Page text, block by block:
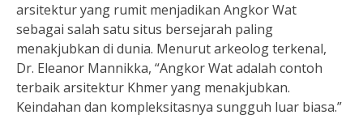
arsitektur yang rumit menjadikan Angkor Wat
sebagai salah satu situs bersejarah paling
menakjubkan di dunia. Menurut arkeolog terkenal,
Dr. Eleanor Mannikka, “Angkor Wat adalah contoh
terbaik arsitektur Khmer yang menakjubkan.
Keindahan dan kompleksitasnya sungguh luar biasa.”